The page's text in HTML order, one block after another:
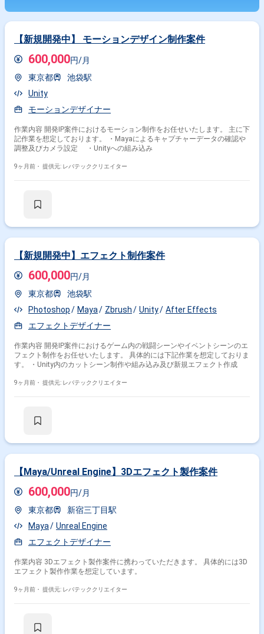
【新規開発中】 モーションデザイン制作案件
600,000円/月
東京都
池袋駅
Unity
モーションデザイナー
作業内容 開発IP案件におけるモーション制作をお任せいたします。 主に下
記作業を想定しております。 ・Mayaによるキャプチャーデータの確認や
調整及びカメラ設定 ・Unityへの組み込み
9ヶ月前・ 提供元: レバテッククリエイター
【新規開発中】エフェクト制作案件
600,000円/月
東京都
池袋駅
Photoshop
Maya Zbrush Unity
After Effects
エフェクトデザイナー
作業内容 開発IP案件におけるゲーム内の戦闘シーンやイベントシーンのエ
フェクト制作をお任せいたします。 具体的には下記作業を想定しておりま
す。 ・Unity内のカットシーン制作や組み込み及び新規エフェクト作成
9ヶ月前・ 提供元: レバテッククリエイター
【Maya/Unreal Engine】3Dエフェクト製作案件
600,000円/月
東京都
新宿三丁目駅
Maya
Unreal Engine
エフェクトデザイナー
作業内容 3Dエフェクト製作案件に携わっていただきます。 具体的には3D
エフェクト製作作業を想定しています。
9ヶ月前・ 提供元: レバテッククリエイター